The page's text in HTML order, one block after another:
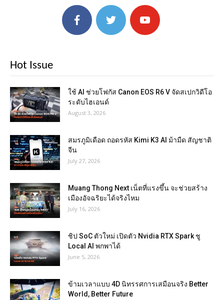
Hot Issue
ใช้ AI ช่วยโฟกัส Canon EOS R6 V จัดสเปกวิดีโอ
ระดับไฮเอนด์
August 3, 2026
สมรภูมิเดือด ถอดรหัส Kimi K3 AI ม้ามืด สัญชาติ
จีน
July 27, 2026
Muang Thong Next เน็ตที่แรงขึ้น จะช่วยสร้าง
เมืองอัจฉริยะได้จริงไหม
July 16, 2026
ชิป SoC ตัวใหม่ เปิดตัว Nvidia RTX Spark ชู
Local AI พกพาได้
June 5, 2026
ข้ามเวลาแบบ 4D นิทรรศการเสมือนจริง Better
World, Better Future